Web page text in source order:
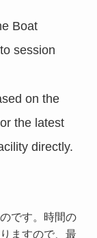
Boat
session
on the
the latest
directly.
です。時間の
ますので、最